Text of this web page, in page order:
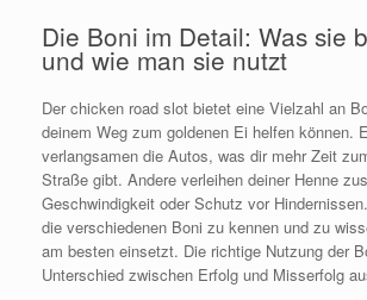
Die Boni im Detail: Was sie
und wie man sie nutzt
Der chicken road slot bietet eine Vielzahl an
deinem Weg zum goldenen Ei helfen können.
verlangsamen die Autos, was dir mehr Zeit
Straße gibt. Andere verleihen deiner Henne
Geschwindigkeit oder Schutz vor
die verschiedenen Boni zu kennen und zu
am besten einsetzt. Die richtige Nutzung der
Unterschied zwischen Erfolg und Misserfolg